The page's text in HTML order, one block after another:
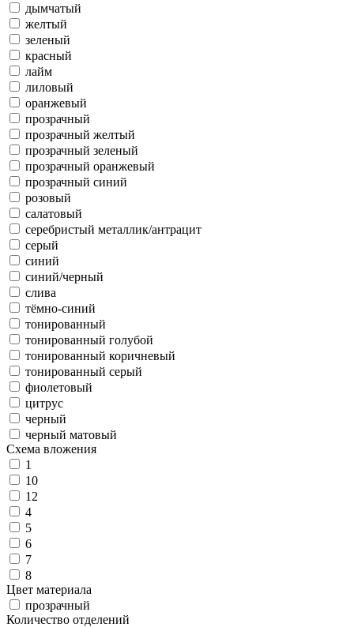
дымчатый
желтый
зеленый
красный
лайм
лиловый
оранжевый
прозрачный
прозрачный желтый
прозрачный зеленый
прозрачный оранжевый
прозрачный синий
розовый
салатовый
серебристый металлик/антрацит
серый
синий
синий/черный
слива
тёмно-синий
тонированный
тонированный голубой
тонированный коричневый
тонированный серый
фиолетовый
цитрус
черный
черный матовый
Схема вложения
1
10
12
4
5
6
7
8
Цвет материала
прозрачный
Количество отделений